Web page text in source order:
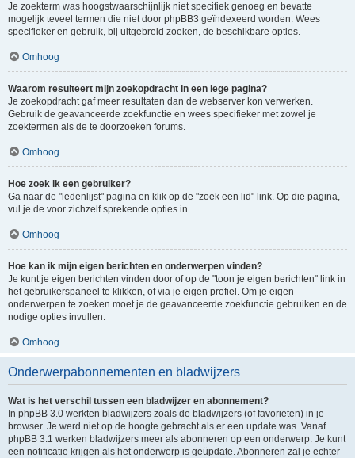
Je zoekterm was hoogstwaarschijnlijk niet specifiek genoeg en bevatte
mogelijk teveel termen die niet door phpBB3 geïndexeerd worden. Wees
specifieker en gebruik, bij uitgebreid zoeken, de beschikbare opties.
Omhoog
Waarom resulteert mijn zoekopdracht in een lege pagina?
Je zoekopdracht gaf meer resultaten dan de webserver kon verwerken.
Gebruik de geavanceerde zoekfunctie en wees specifieker met zowel je
zoektermen als de te doorzoeken forums.
Omhoog
Hoe zoek ik een gebruiker?
Ga naar de "ledenlijst" pagina en klik op de "zoek een lid" link. Op die pagina,
vul je de voor zichzelf sprekende opties in.
Omhoog
Hoe kan ik mijn eigen berichten en onderwerpen vinden?
Je kunt je eigen berichten vinden door of op de "toon je eigen berichten" link in
het gebruikerspaneel te klikken, of via je eigen profiel. Om je eigen
onderwerpen te zoeken moet je de geavanceerde zoekfunctie gebruiken en de
nodige opties invullen.
Omhoog
Onderwerpabonnementen en bladwijzers
Wat is het verschil tussen een bladwijzer en abonnement?
In phpBB 3.0 werkten bladwijzers zoals de bladwijzers (of favorieten) in je
browser. Je werd niet op de hoogte gebracht als er een update was. Vanaf
phpBB 3.1 werken bladwijzers meer als abonneren op een onderwerp. Je kunt
een notificatie krijgen als het onderwerp is geüpdate. Abonneren zal je echter